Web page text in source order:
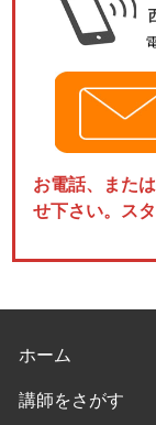
お電話、また
せ下さい。ス
ホーム
講師をさがす